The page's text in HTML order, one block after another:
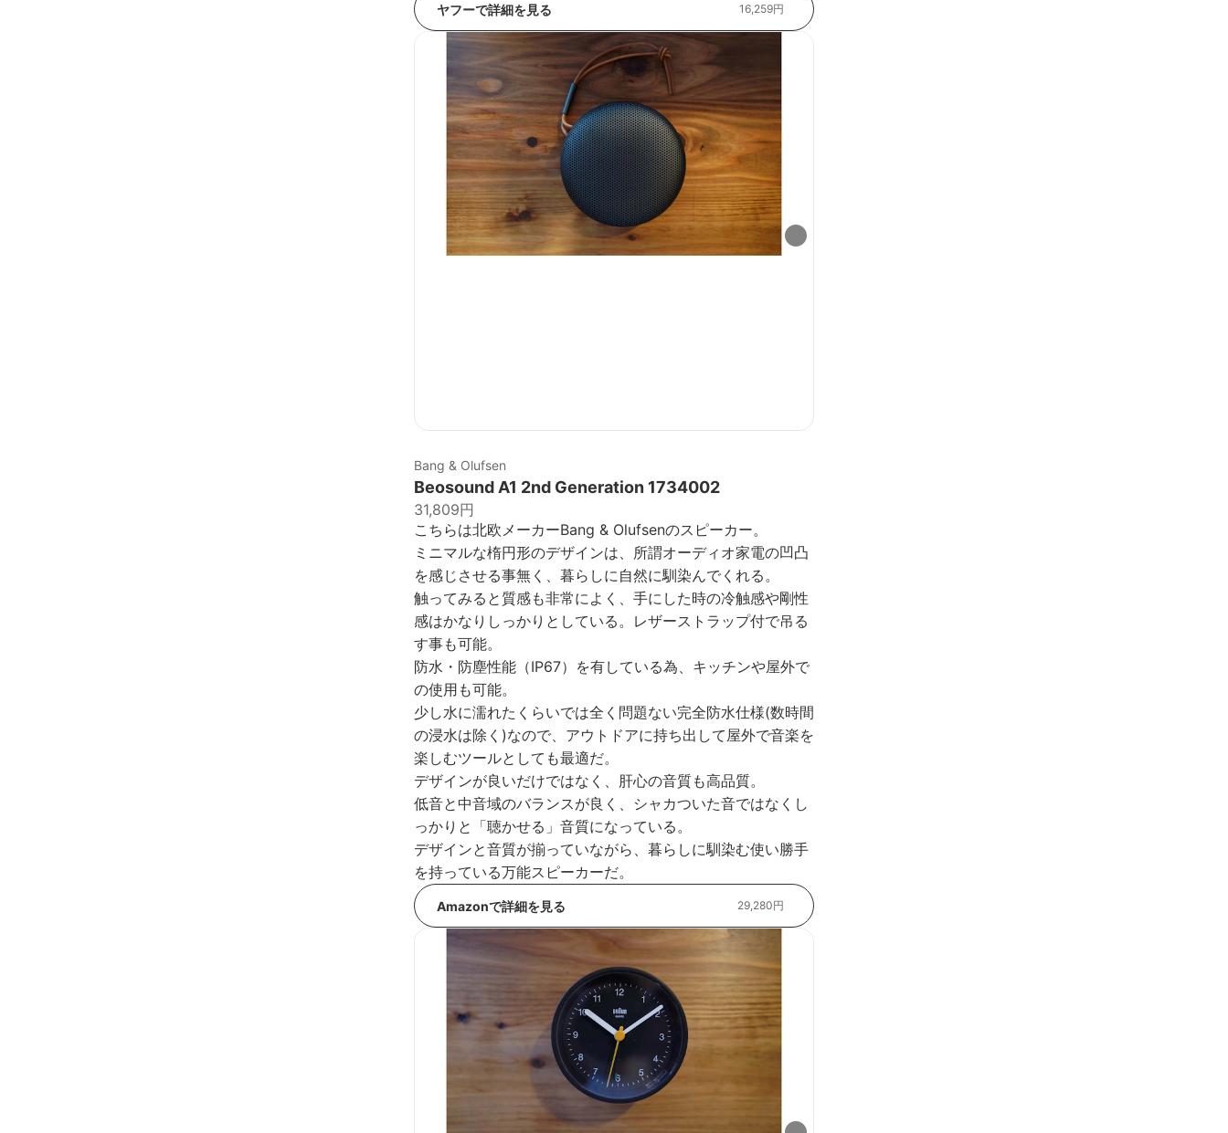
ヤフーで詳細を見る 16,259円
Bang & Olufsen
Beosound A1 2nd Generation ‎1734002
31,809円
こちらは北欧メーカーBang & Olufsenのスピーカー。
ミニマルな楕円形のデザインは、所謂オーディオ家電の凹凸
を感じさせる事無く、暮らしに自然に馴染んでくれる。
触ってみると質感も非常によく、手にした時の冷触感や剛性
感はかなりしっかりとしている。レザーストラップ付で吊る
す事も可能。
防水・防塵性能（IP67）を有している為、キッチンや屋外で
の使用も可能。
少し水に濡れたくらいでは全く問題ない完全防水仕様(数時間
の浸水は除く)なので、アウトドアに持ち出して屋外で音楽を
楽しむツールとしても最適だ。
デザインが良いだけではなく、肝心の音質も高品質。
低音と中音域のバランスが良く、シャカついた音ではなくし
っかりと「聴かせる」音質になっている。
デザインと音質が揃っていながら、暮らしに馴染む使い勝手
を持っている万能スピーカーだ。
Amazonで詳細を見る 29,280円